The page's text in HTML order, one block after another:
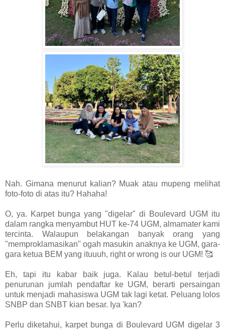
Nah. Gimana menurut kalian? Muak atau mupeng melihat
foto-foto di atas itu? Hahaha!
O, ya. Karpet bunga yang "digelar" di Boulevard UGM itu
dalam rangka menyambut HUT ke-74 UGM, almamater kami
tercinta. Walaupun belakangan banyak orang yang
"memproklamasikan" ogah masukin anaknya ke UGM, gara-
gara ketua BEM yang ituuuh, right or wrong is our UGM! 🥰
Eh, tapi itu kabar baik juga. Kalau betul-betul terjadi
penurunan jumlah pendaftar ke UGM, berarti persaingan
untuk menjadi mahasiswa UGM tak lagi ketat. Peluang lolos
SNBP dan SNBT kian besar. Iya 'kan?
Perlu diketahui, karpet bunga di Boulevard UGM digelar 3